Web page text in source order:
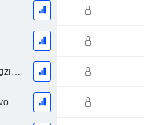
Zugeschriebene Betriebsleasingzinsaufwand
Zugeschriebene Abschreibung von Operating-Leasingverträgen